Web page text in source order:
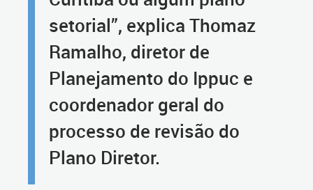
setorial”, explica Thomaz
Ramalho, diretor de
Planejamento do Ippuc e
coordenador geral do
processo de revisão do
Plano Diretor.